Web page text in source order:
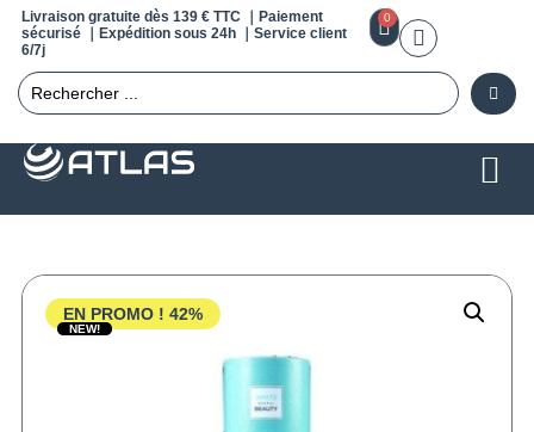
Livraison gratuite dès 139 € TTC ｜Paiement
sécurisé ｜Expédition sous 24h ｜Service client
6/7j
0
EN PROMO ! 42%
NEW!